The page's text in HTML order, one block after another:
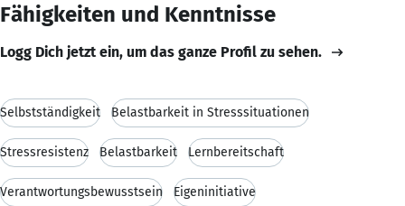
Fähigkeiten und Kenntnisse
Logg Dich jetzt ein, um das ganze Profil zu sehen.
Selbstständigkeit Belastbarkeit in Stresssituationen
Stressresistenz Belastbarkeit Lernbereitschaft
Verantwortungsbewusstsein Eigeninitiative